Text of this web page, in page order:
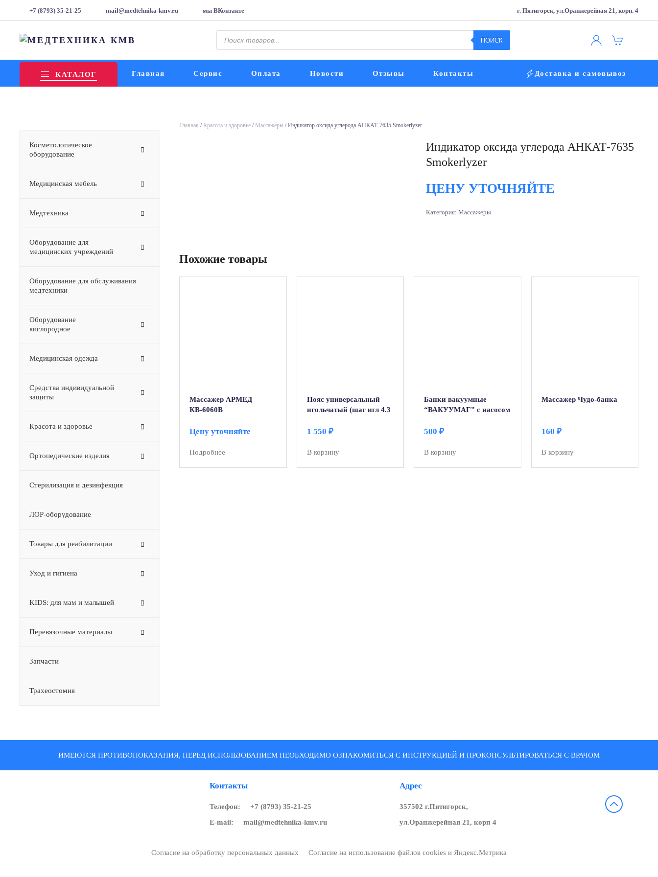
+7 (8793) 35-21-25 mail@medtehnika-kmv.ru мы ВКонтакте г. Пятигорск, ул.Оранжерейная 21, корп. 4
Поиск
товаров
ПОИСК
КАТАЛОГ Главная Сервис Оплата Новости Отзывы Контакты Доставка и самовывоз
Главная / Красота и здоровье / Массажеры / Индикатор оксида углерода АНКАТ-7635 Smokerlyzer
Индикатор оксида углерода АНКАТ-7635
Smokerlyzer
ЦЕНУ УТОЧНЯЙТЕ
Категория: Массажеры
Похожие товары
Массажер АРМЕД
КВ-6060В
Цену уточняйте
Подробнее
Пояс универсальный
игольчатый (шаг игл 4.3
1 550 ₽
В корзину
Банки вакуумные
“ВАКУУМАГ” с насосом
500 ₽
В корзину
Массажер Чудо-банка
160 ₽
В корзину
Косметологическое
оборудование
Медицинская мебель
Медтехника
Оборудование для
медицинских учреждений
Оборудование для обслуживания
медтехники
Оборудование
кислородное
–
Медицинская одежда
Средства индивидуальной
защиты
Красота и здоровье
Ортопедические изделия
Стерилизация и дезинфекция
ЛОР-оборудование
Товары для реабилитации
Уход и гигиена
KIDS: для мам и малышей
Перевязочные материалы
Запчасти
Трахеостомия
ИМЕЮТСЯ ПРОТИВОПОКАЗАНИЯ, ПЕРЕД ИСПОЛЬЗОВАНИЕМ НЕОБХОДИМО ОЗНАКОМИТЬСЯ С ИНСТРУКЦИЕЙ И ПРОКОНСУЛЬТИРОВАТЬСЯ С ВРАЧОМ
Контакты
Телефон:
+7 (8793) 35-21-25
E-mail:
mail@medtehnika-kmv.ru
Адрес
357502 г.Пятигорск,
ул.Оранжерейная 21, корп 4
Согласие на обработку персональных данных Согласие на использование файлов cookies и Яндекс.Метрика